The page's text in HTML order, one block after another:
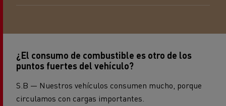
¿El consumo de combustible es otro de los
puntos fuertes del vehículo?
S.B — Nuestros vehículos consumen mucho, porque
circulamos con cargas importantes.